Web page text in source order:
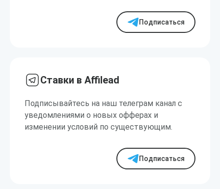
Подписаться
Ставки в Affilead
Подписывайтесь на наш телеграм канал с
уведомлениями о новых офферах и
изменении условий по существующим.
Подписаться